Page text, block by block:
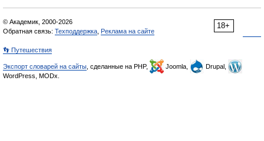
18+
© Академик, 2000-2026
Обратная связь: Техподдержка Реклама на сайте
👣 Путешествия
Экспорт словарей на сайты , сделанные на PHP, Joomla,
Drupal,
WordPress, MODx.